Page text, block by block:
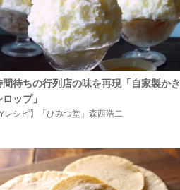
間待ちの行列店の味を再現「自家製かき
ップ」
レシピ】「ひみつ堂」森西浩二